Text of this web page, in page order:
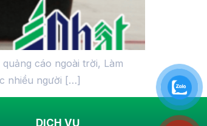
cáo ngoài trời, Làm
nhiều người […]
DỊCH VỤ